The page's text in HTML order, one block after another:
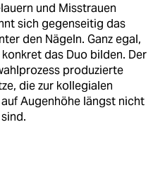
und Misstrauen
sich gegenseitig das
den Nägeln. Ganz egal,
das Duo bilden. Der
produzierte
die zur kollegialen
Augenhöhe längst nicht